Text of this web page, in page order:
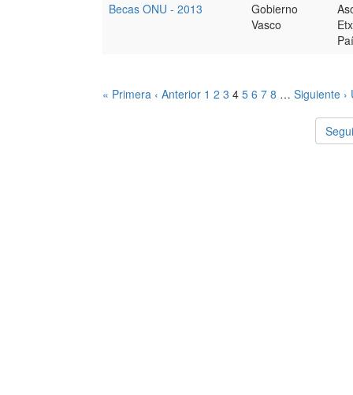
Becas ONU - 2013
Gobierno
Vasco
« Primera ‹ Anterior 1 2 3 4 5 6 7 8 … Siguiente ›